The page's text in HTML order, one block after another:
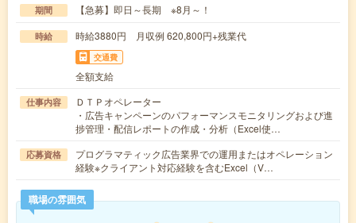
期間 【急募】即日～長期 ※8月～！
時給 時給3880円 月収例 620,800円+残業代
交通費
全額支給
仕事内容
ＤＴＰオペレーター
・広告キャンペーンのパフォーマンスモニタリングおよび進
捗管理・配信レポートの作成・分析（Excel使…
応募資格
プログラマティック広告業界での運用またはオペレーション
経験※クライアント対応経験を含むExcel（V…
職場の雰囲気